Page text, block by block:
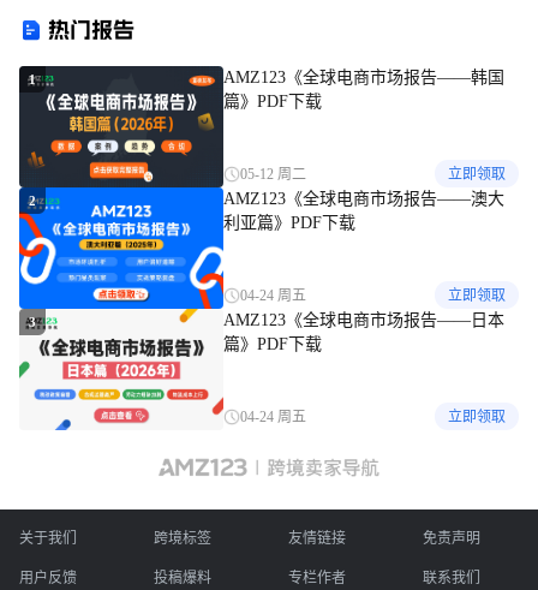
热门报告
1
AMZ123《全球电商市场报告——韩国
篇》PDF下载
05-12 周二 立即领取
2
AMZ123《全球电商市场报告——澳大
利亚篇》PDF下载
04-24 周五 立即领取
3
AMZ123《全球电商市场报告——日本
篇》PDF下载
04-24 周五 立即领取
关于我们 跨境标签 友情链接 免责声明
用户反馈 投稿爆料 专栏作者 联系我们